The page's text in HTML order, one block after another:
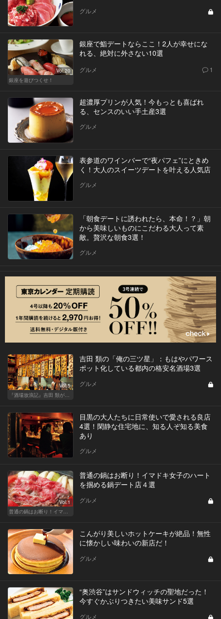
グルメ
Vol.20
銀座を遊びつくせ！
銀座で鮨デートならここ！2人が幸せにな
れる、絶対に外さない10選
グルメ 1
超濃厚プリンが人気！今もっとも喜ばれ
る、センスのいい手土産3選
グルメ
表参道のワインバーで“夜パフェ”にときめ
く！大人のスイーツデートを叶える人気店
グルメ
「朝食デートに誘われたら、本命！？」朝
から美味しいものにこだわる大人って素
敵。贅沢な朝食3選！
グルメ
Vol.5
『酒場放浪記』吉田 類が酒場指南！この酒場に行っときゃ間違いない
吉田 類の「俺の三ツ星」：もはやパワース
ポット化している都内の格安名酒場3選
グルメ
目黒の大人たちに日常使いで愛される良店
4選！閑静な住宅地に、知る人ぞ知る美食
あり
グルメ
Vol.1
普通の鍋はお断り！イマドキ女子のハートを掴むのはこんな"進化鍋"
普通の鍋はお断り！イマドキ女子のハート
を掴める鍋デート店４選
グルメ
こんがり美しいホットケーキが絶品！無性
に懐かしい味わいの新店だ！
グルメ
“奥渋谷”はサンドウィッチの聖地だった！
今すぐかぶりつきたい美味サンド5選
グルメ